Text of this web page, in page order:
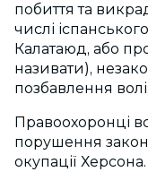
побиття та
числі
Калатаюд, або
називати),
позбавлення
Правоохоронці
порушення
окупації